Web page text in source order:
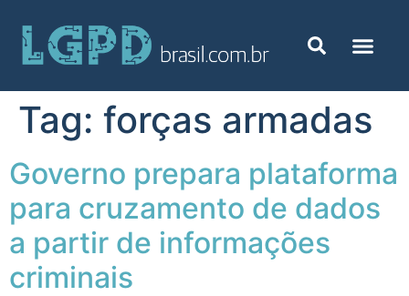
Tag: forças armadas
Governo prepara plataforma
para cruzamento de dados
a partir de informações
criminais